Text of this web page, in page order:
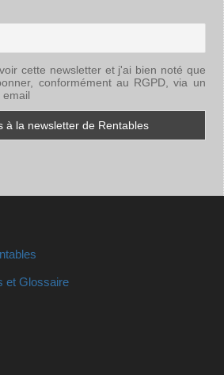
cette newsletter et j'ai bien noté que
conformément au RGPD, via un
email
et Glossaire